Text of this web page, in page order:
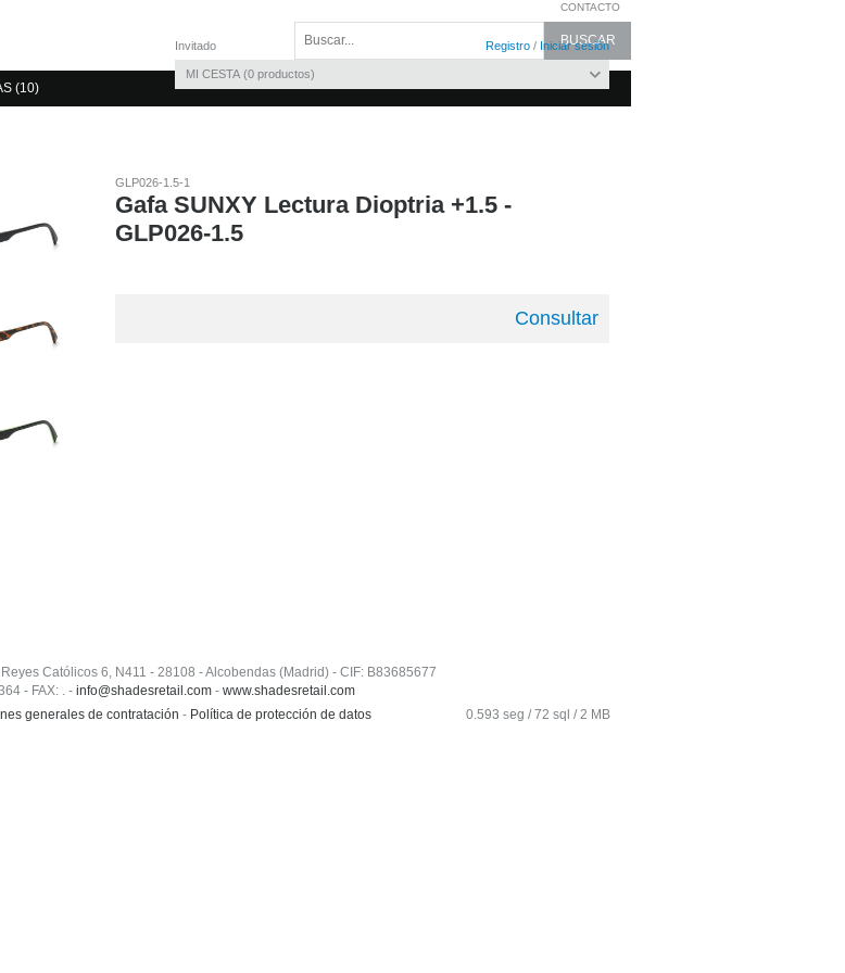
Invitado Registro / Iniciar sesión
MI CESTA 0 productos
CONTACTO
(10)
GLP026-1.5-1
Gafa SUNXY Lectura Dioptria +1.5 -
GLP026-1.5
Consultar
Católicos 6, N411 - 28108 - Alcobendas (Madrid) - CIF: B83685677
- FAX: . - info@shadesretail.com- www.shadesretail.com
generales de contratación - Política de protección de datos 0.593 seg /72 sql / 2 MB